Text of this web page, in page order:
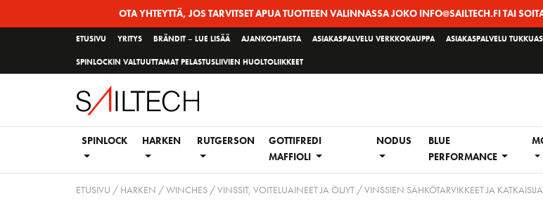
OTA YHTEYTTÄ, JOS TARVITSET APUA TUOTTEEN VALINNASSA JOKO INFO@SAILTECH.FI TAI
ETUSIVU YRITYS BRÄNDIT – LUE LISÄÄ AJANKOHTAISTA ASIAKASPALVELU VERKKOKAUPPA ASIAKASPALVELU
SPINLOCKIN VALTUUTTAMAT PELASTUSLIIVIEN HUOLTOLIIKKEET
SPINLOCK HARKEN RUTGERSON
GOTTIFREDI
MAFFIOLI
NODUS
BLUE
PERFORMANCE
ETUSIVU / HARKEN /WINCHES / VINSSIT, VOITELUAINEET JA ÖLJYT/VINSSIEN SÄHKÖTARVIKKEET JA